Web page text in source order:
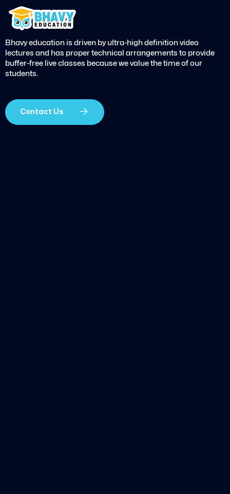
Bhavy education is driven by ultra-high definition video
lectures and has proper technical arrangements to provide
buffer-free live classes because we value the time of our
students.
Contact Us